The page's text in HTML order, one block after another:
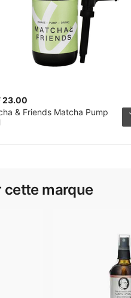
23.00
& Friends Matcha Pump
cette marque